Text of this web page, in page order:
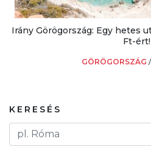
Irány Görögország: Egy hetes
Ft-ért!
GÖRÖGORSZÁG /
KERESÉS